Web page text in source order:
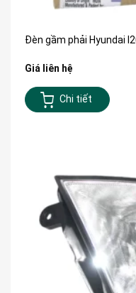
Đèn gầm phải Hyundai
Giá liên hệ
Chi tiết